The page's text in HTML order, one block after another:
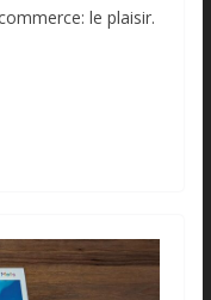
le plaisir.